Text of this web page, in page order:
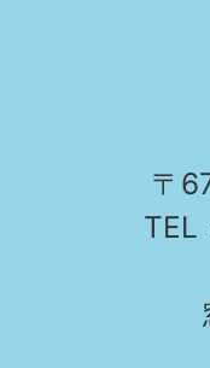
〒
TEL